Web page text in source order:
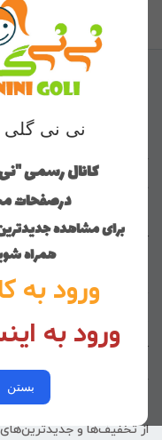
نی نی گلی
کانال رسمی
درصفحات
برای مشاهده
همراه
ورود به
ورود به
بستن
منوی وب‌سایت
خانه
کوچولوهای نی نی گلی
تماس با ما
کد پیگیری سفارشات
خرید عمده
از تخفیف‌ها و